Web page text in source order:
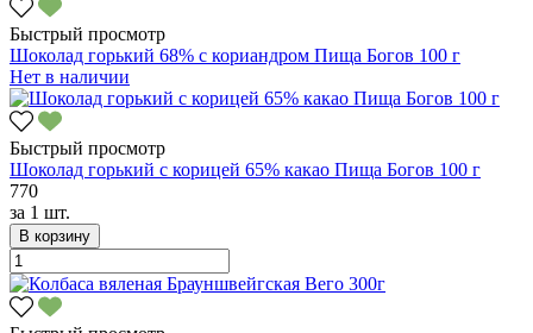
Быстрый просмотр
Шоколад горький 68% с кориандром Пища Богов 100 г
Нет в наличии
Быстрый просмотр
Шоколад горький с корицей 65% какао Пища Богов 100 г
770
за 1 шт.
В корзину